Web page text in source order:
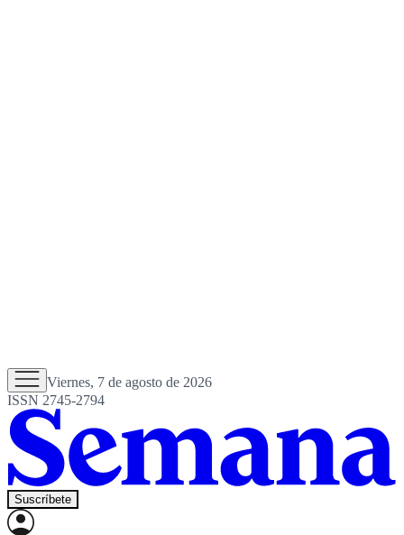
Viernes, 7 de agosto de 2026
ISSN 2745-2794
Suscríbete